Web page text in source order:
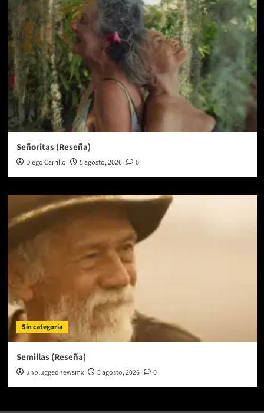
Señoritas (Reseña)
Diego Carrillo 5 agosto, 2026 0
Sin categoría
Semillas (Reseña)
unpluggednewsmx 5 agosto, 2026 0